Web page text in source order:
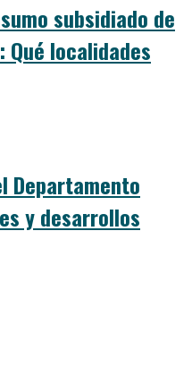
subsidiado de
localidades
Departamento
y desarrollos